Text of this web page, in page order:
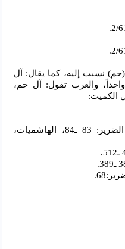
نسبت إليه، كما يقال: آل
والعرب تقول: آل حم،
الكميت:
ظ: الوقف والابتداء، ابن سعدان الضرير: 83 ـ84، الهاشميات،